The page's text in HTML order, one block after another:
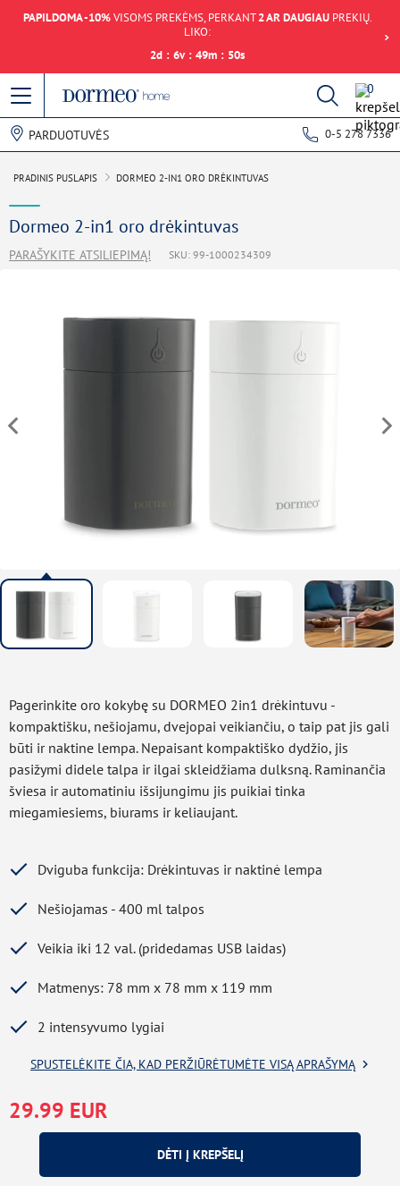
PAPILDOMA -10%VISOMS PREKĖMS, PERKANT2 AR DAUGIAUPREKIŲ.
LIKO:
2d : 6v : 49m : 50s
0
PARDUOTUVĖS 0-5 278 7336
PRADINIS PUSLAPIS DORMEO 2-IN1 ORO DRĖKINTUVAS
Dormeo 2-in1 oro drėkintuvas
PARAŠYKITE ATSILIEPIMĄ! SKU: 99-1000234309
Pagerinkite oro kokybę su DORMEO 2in1 drėkintuvu -
kompaktišku, nešiojamu, dvejopai veikiančiu, o taip pat jis gali
būti ir naktine lempa. Nepaisant kompaktiško dydžio, jis
pasižymi didele talpa ir ilgai skleidžiama dulksną. Raminančia
šviesa ir automatiniu išsijungimu jis puikiai tinka
miegamiesiems, biurams ir keliaujant.
Dviguba funkcija: Drėkintuvas ir naktinė lempa
Nešiojamas - 400 ml talpos
Veikia iki 12 val. (pridedamas USB laidas)
Matmenys: 78 mm x 78 mm x 119 mm
2 intensyvumo lygiai
SPUSTELĖKITE ČIA, KAD PERŽIŪRĖTUMĖTE VISĄ APRAŠYMĄ
29.99 EUR
DĖTI Į KREPŠELĮ